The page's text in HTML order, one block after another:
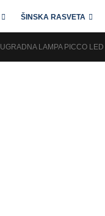
ŠINSKA RASVETA
UGRADNA LAMPA PICCO